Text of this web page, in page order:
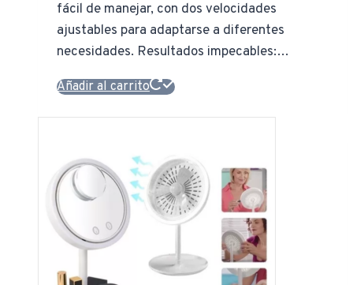
fácil de manejar, con dos velocidades
ajustables para adaptarse a diferentes
necesidades. Resultados impecables:…
Añadir al carrito